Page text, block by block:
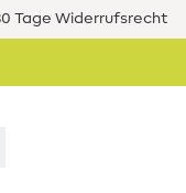
Tage Widerrufsrecht